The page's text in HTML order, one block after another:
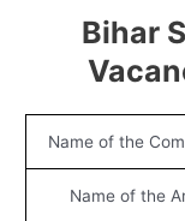
Bihar
Name of the
Name of the